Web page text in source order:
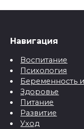
Навигация
Воспитание
Психология
Беременность
Здоровье
Питание
Развитие
Уход